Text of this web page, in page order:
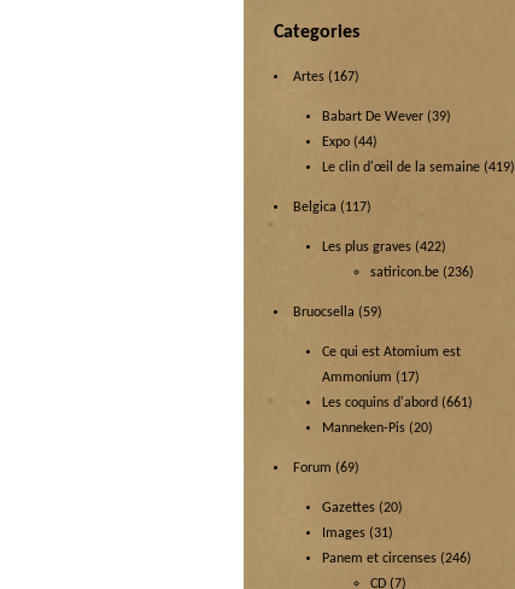
Categories
Artes (167)
Babart De Wever (39)
Expo (44)
Le clin d'œil de la semaine (419)
Belgica (117)
Les plus graves (422)
satiricon.be (236)
Bruocsella (59)
Ce qui est Atomium est
Ammonium (17)
Les coquins d'abord (661)
Manneken-Pis (20)
Forum (69)
Gazettes (20)
Images (31)
Panem et circenses (246)
CD (7)